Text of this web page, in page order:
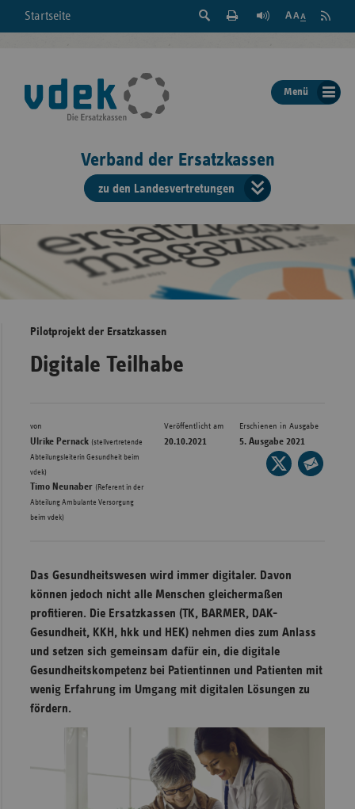
Startseite
Suche
der
Seite
Feed
Menü
Verband der Ersatzkassen
zu den Landesvertretungen
der
Pilotprojekt der Ersatzkassen
Digitale Teilhabe
von
Ulrike Pernack (stellvertretende
Abteilungsleiterin Gesundheit beim
vdek),
Timo Neunaber (Referent in der
Abteilung Ambulante Versorgung
beim vdek)
Veröffentlicht am
20.10.2021
Erschienen in Ausgabe
5. Ausgabe 2021
Seite
auf
Das Gesundheitswesen wird immer digitaler. Davon
können jedoch nicht alle Menschen gleichermaßen
profitieren. Die Ersatzkassen (TK, BARMER, DAK-
Gesundheit, KKH, hkk und HEK) nehmen dies zum Anlass
und setzen sich gemeinsam dafür ein, die digitale
Gesundheitskompetenz bei Patientinnen und Patienten mit
wenig Erfahrung im Umgang mit digitalen Lösungen zu
fördern.